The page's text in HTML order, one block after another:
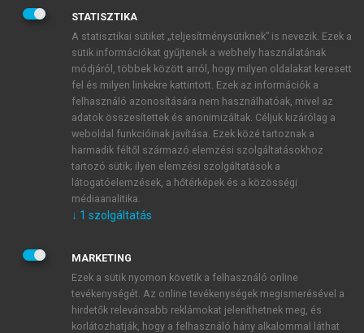
BELÉPÉS SAJÁT FIÓKKAL
ÚJ FIÓK LÉTREHOZÁSA
1 óra díjmentes hozzáférés
E-MAIL-CÍM
JELSZÓ
JELSZÓ ÚJRA
STATISZTIKA
A statisztikai sütiket „teljesítménysütiknek” is nevezik. Ezek a
sütik információkat gyűjtenek a webhely használatának
módjáról, többek között arról, hogy milyen oldalakat keresett
fel és milyen linkekre kattintott. Ezek az információk a
felhasználó azonosítására nem használhatóak, mivel az
adatok összesítettek és anonimizáltak. Céljuk kizárólag a
weboldal funkcióinak javítása. Ezek közé tartoznak a
harmadik féltől származó elemzési szolgáltatásokhoz
tartozó sütik; ilyen elemzési szolgáltatások a
látogatóelemzések, a hőtérképek és a közösségi
médiaanalitika.
↓ 1 szolgáltatás
MARKETING
Ezek a sütik nyomon követik a felhasználó online
tevékenységét. Az online tevékenységek megismerésével a
hirdetők relevánsabb reklámokat jeleníthetnek meg, és
korlátozhatják, hogy a felhasználó hány alkalommal láthat